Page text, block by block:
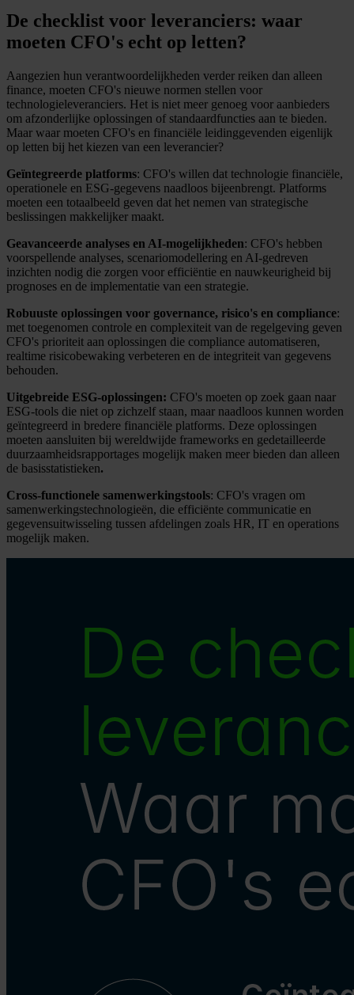
De checklist voor leveranciers: waar
moeten CFO's echt op letten?
Aangezien hun verantwoordelijkheden verder reiken dan alleen
finance, moeten CFO's nieuwe normen stellen voor
technologieleveranciers. Het is niet meer genoeg voor aanbieders
om afzonderlijke oplossingen of standaardfuncties aan te bieden.
Maar waar moeten CFO's en financiële leidinggevenden eigenlijk
op letten bij het kiezen van een leverancier?
Geïntegreerde platforms: CFO's willen dat technologie financiële,
operationele en ESG-gegevens naadloos bijeenbrengt. Platforms
moeten een totaalbeeld geven dat het nemen van strategische
beslissingen makkelijker maakt.
Geavanceerde analyses en AI-mogelijkheden: CFO's hebben
voorspellende analyses, scenariomodellering en AI-gedreven
inzichten nodig die zorgen voor efficiëntie en nauwkeurigheid bij
prognoses en de implementatie van een strategie.
Robuuste oplossingen voor governance, risico's en compliance:
met toegenomen controle en complexiteit van de regelgeving geven
CFO's prioriteit aan oplossingen die compliance automatiseren,
realtime risicobewaking verbeteren en de integriteit van gegevens
behouden.
Uitgebreide ESG-oplossingen: CFO's moeten op zoek gaan naar
ESG-tools die niet op zichzelf staan, maar naadloos kunnen worden
geïntegreerd in bredere financiële platforms. Deze oplossingen
moeten aansluiten bij wereldwijde frameworks en gedetailleerde
duurzaamheidsrapportages mogelijk maken meer bieden dan alleen
de basisstatistieken.
Cross-functionele samenwerkingstools: CFO's vragen om
samenwerkingstechnologieën, die efficiënte communicatie en
gegevensuitwisseling tussen afdelingen zoals HR, IT en operations
mogelijk maken.